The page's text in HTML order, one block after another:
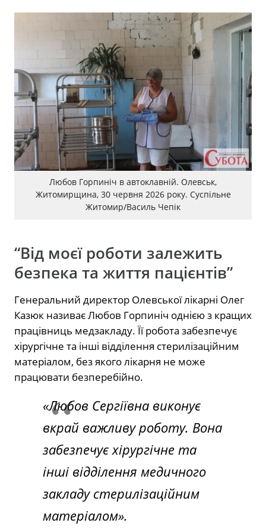
Любов Горпиніч в автоклавній. Олевськ,
Житомирщина, 30 червня 2026 року. Суспільне
Житомир/Василь Чепік
“Від моєї роботи залежить
безпека та життя пацієнтів”
Генеральний директор Олевської лікарні Олег
Казюк називає Любов Горпиніч однією з кращих
працівниць медзакладу. Її робота забезпечує
хірургічне та інші відділення стерилізаційним
матеріалом, без якого лікарня не може
працювати безперебійно.
«Любов Сергіївна виконує
вкрай важливу роботу. Вона
забезпечує хірургічне та
інші відділення медичного
закладу стерилізаційним
матеріалом».